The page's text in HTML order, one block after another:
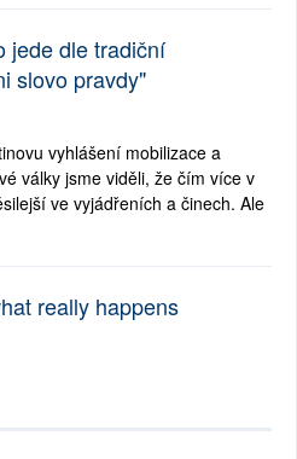
jede dle tradiční
slovo pravdy"
vyhlášení mobilizace a
války jsme viděli, že čím více v
ve vyjádřeních a činech. Ale
really happens